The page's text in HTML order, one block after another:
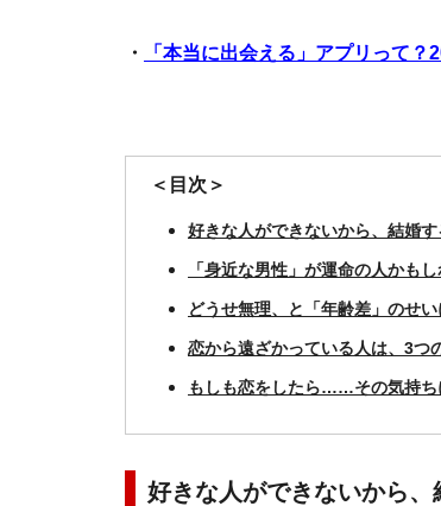
・ 「本当に出会える」アプリって
＜目次＞
好きな人ができないから、結婚
「身近な男性」が運命の人かも
どうせ無理、と「年齢差」のせ
恋から遠ざかっている人は、3つ
もしも恋をしたら……その気持ち
好きな人ができないから、